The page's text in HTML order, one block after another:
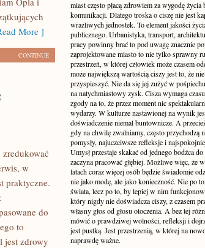
More ]
CONTINUE
w
praktyczne.
do
to
jest zdrowy
miast często płacą zdrowiem za wygodę życia
komunikacji. Dlatego troska o ciszę nie jest
wrażliwych jednostek. To element jakości
publicznego. Urbanistyka, transport,
pracy powinny brać to pod uwagę znacznie
zaprojektowane miasto to nie tylko sprawny
przestrzeń, w której człowiek może czasem
może największą wartością ciszy jest to, że
przyspieszyć. Nie da się jej zużyć w
na natychmiastowy zysk. Cisza wymaga
zgody na to, że przez moment nic
wydarzy. W kulturze nastawionej na wynik
doświadczenie niemal buntownicze. A
gdy na chwilę zwalniamy, często przychodzą
pomysły, najuczciwsze refleksje i
Umysł przestaje skakać od jednego bodźca
zaczyna pracować głębiej. Możliwe więc, że
latach coraz więcej osób będzie świadomie
nie jako modę, ale jako konieczność. Nie po
świata, lecz po to, by lepiej w nim
który nigdy nie doświadcza ciszy, z czasem
własny głos od głosu otoczenia. A bez tej
mówić o prawdziwej wolności, refleksji i
jest pustką. Jest przestrzenią, w której na
naprawdę ważne.